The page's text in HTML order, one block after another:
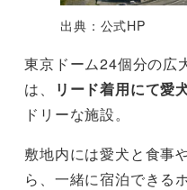
出典：公式HP
東京ドーム24個分の広
は、
リード着用にて愛
ドリーな施設。
敷地内には愛犬と食事
ら、一緒に宿泊できる